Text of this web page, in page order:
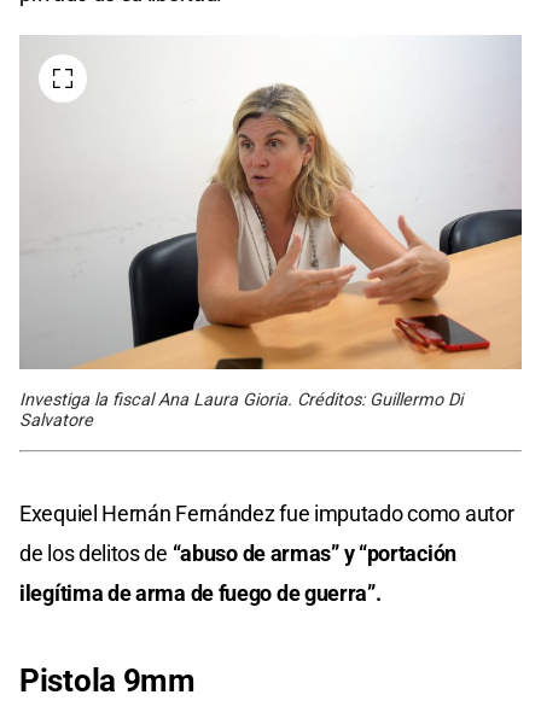
Investiga la fiscal Ana Laura Gioria. Créditos: Guillermo Di
Salvatore
Exequiel Hernán Fernández fue imputado como autor
de los delitos de “abuso de armas” y “portación
ilegítima de arma de fuego de guerra”.
Pistola 9mm